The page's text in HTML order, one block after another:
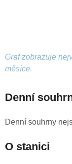
Graf zobrazuje
měsíce.
Denní
Denní souhrny
O stanici